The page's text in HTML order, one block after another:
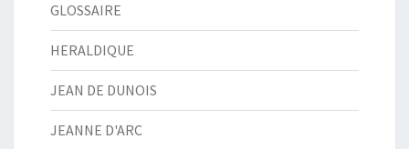
GLOSSAIRE
HERALDIQUE
JEAN DE DUNOIS
JEANNE D'ARC